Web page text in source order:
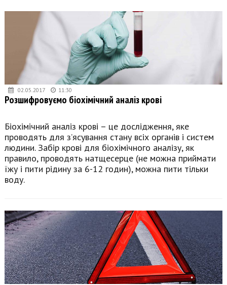
02.05.2017 11:30
Розшифровуємо біохімічний аналіз крові
Біохімічний аналіз крові – це дослідження, яке
проводять для з’ясування стану всіх органів і систем
людини. Забір крові для біохімічного аналізу, як
правило, проводять натщесерце (не можна приймати
їжу і пити рідину за 6-12 годин), можна пити тільки
воду.